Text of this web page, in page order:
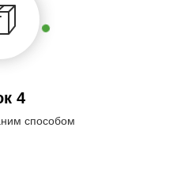
4
способом